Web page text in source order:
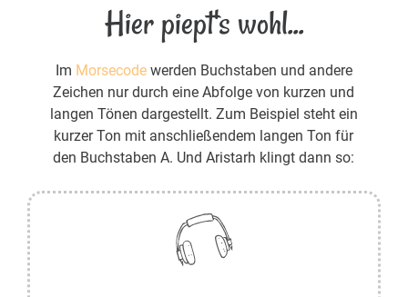
Hier piept's wohl...
Im Morsecodewerden Buchstaben und andere
Zeichen nur durch eine Abfolge von kurzen und
langen Tönen dargestellt. Zum Beispiel steht ein
kurzer Ton mit anschließendem langen Ton für
den Buchstaben A. Und Aristarh klingt dann so: